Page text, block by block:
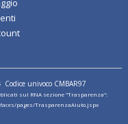
univoco CMBAR97
sul RNA sezione "Trasparenza":
pages/TrasparenzaAiuto.jspx